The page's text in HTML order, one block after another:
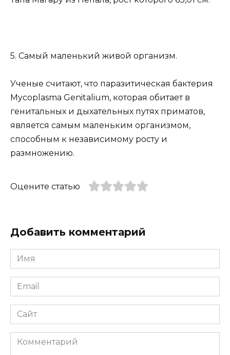
5. Самый маленький живой организм.
Ученые считают, что паразитическая бактерия
Mycoplasma Genitalium, которая обитает в
генитальных и дыхательных путях приматов,
является самым маленьким организмом,
способным к независимому росту и
размножению.
Оцените статью
Добавить комментарий
Имя
*
Email
*
Сайт
Комментарий